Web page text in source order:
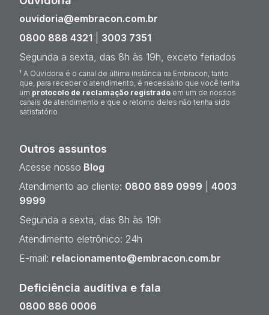
ouvidoria@embracon.com.br
0800 888 4321
3003 7351
Segunda a sexta, das 8h às 19h, exceto feriados
¹ A Ouvidoria é o canal de última instância na Embracon, tanto
que, para receber o atendimento, é necessário que você tenha
um protocolo de reclamação registrado em um de nossos
canais de atendimento e que o retorno deles não tenha sido
satisfatório.
Outros assuntos
Acesse nosso Blog
Atendimento ao cliente: 0800 889 0999
4003
9999
Segunda a sexta, das 8h às 19h
Atendimento eletrônico: 24h
E-mail: relacionamento@embracon.com.br
Deficiência auditiva e fala
0800 886 0006